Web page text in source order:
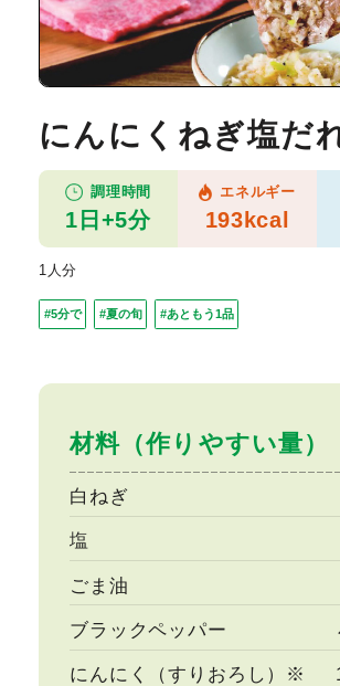
材料（作りやすい量）
白ねぎ
塩
ごま油
ブラックペッパー
にんにく（すりおろし）※
にんにくねぎ塩だ
調理時間
1日+5分
エネルギー
193kcal
1人分
#5分で #夏の旬 #あともう1品